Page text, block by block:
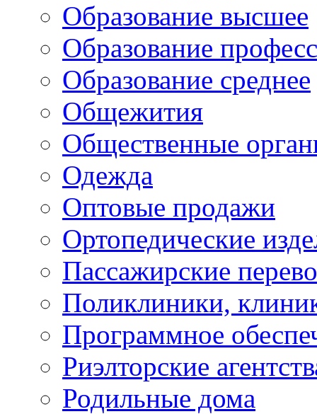
Образование высшее
Образование
Образование среднее
Общежития
Общественные
Одежда
Оптовые продажи
Ортопедические
Пассажирские
Поликлиники,
Программное
Риэлторские
Родильные дома